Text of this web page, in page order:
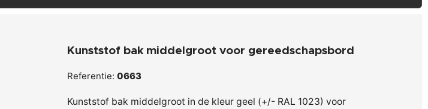
Kunststof bak middelgroot voor gereedschapsbord
Referentie: 0663
Kunststof bak middelgroot in de kleur geel (+/- RAL 1023) voor